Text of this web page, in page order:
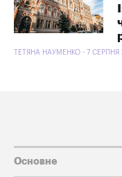
ТЕТЯНА НАУМЕНКО - 7 СЕРПНЯ
Основне